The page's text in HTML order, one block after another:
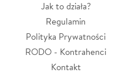
Jak to działa?
Regulamin
Polityka Prywatności
RODO - Kontrahenci
Kontakt